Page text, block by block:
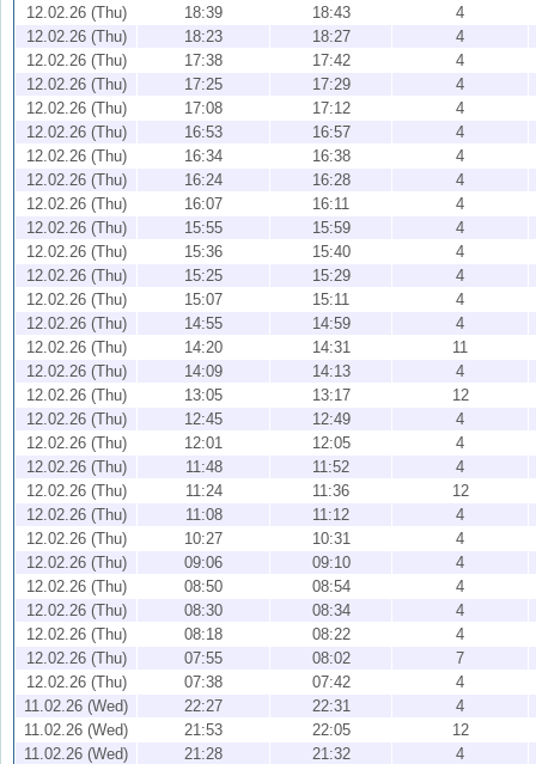
12.02.26 (Thu)
18:39 18:43
4
12.02.26 (Thu)
18:23 18:27
4
12.02.26 (Thu)
17:38 17:42
4
12.02.26 (Thu)
17:25 17:29
4
12.02.26 (Thu)
17:08 17:12
4
12.02.26 (Thu)
16:53 16:57
4
12.02.26 (Thu)
16:34 16:38
4
12.02.26 (Thu)
16:24 16:28
4
12.02.26 (Thu)
16:07 16:11
4
12.02.26 (Thu)
15:55 15:59
4
12.02.26 (Thu)
15:36 15:40
4
12.02.26 (Thu)
15:25 15:29
4
12.02.26 (Thu)
15:07 15:11
4
12.02.26 (Thu)
14:55 14:59
4
12.02.26 (Thu)
14:20 14:31
11
12.02.26 (Thu)
14:09 14:13
4
12.02.26 (Thu)
13:05 13:17
12
12.02.26 (Thu)
12:45 12:49
4
12.02.26 (Thu)
12:01 12:05
4
12.02.26 (Thu)
11:48 11:52
4
12.02.26 (Thu)
11:24 11:36
12
12.02.26 (Thu)
11:08 11:12
4
12.02.26 (Thu)
10:27 10:31
4
12.02.26 (Thu)
09:06 09:10
4
12.02.26 (Thu)
08:50 08:54
4
12.02.26 (Thu)
08:30 08:34
4
12.02.26 (Thu)
08:18 08:22
4
12.02.26 (Thu)
07:55 08:02
7
12.02.26 (Thu)
07:38 07:42
4
11.02.26 (Wed)
22:27 22:31
4
11.02.26 (Wed)
21:53 22:05
12
11.02.26 (Wed)
21:28 21:32
4